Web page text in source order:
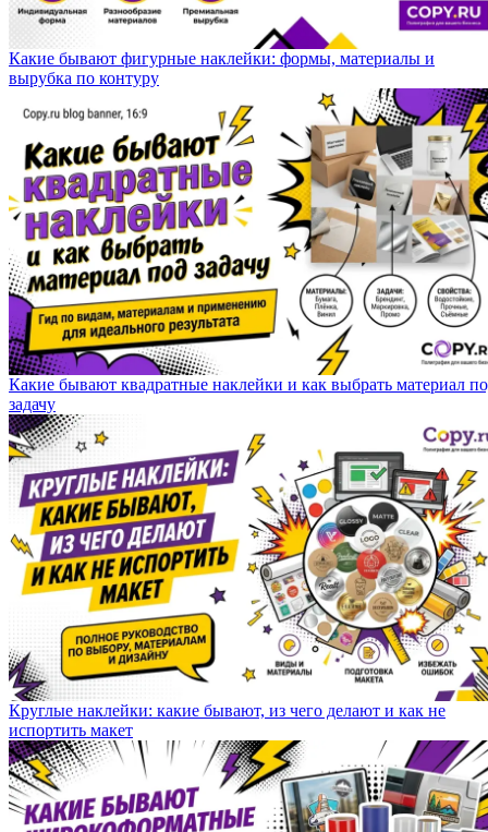
Какие бывают фигурные наклейки: формы, материалы и
вырубка по контуру
Какие бывают квадратные наклейки и как выбрать материал
задачу
Круглые наклейки: какие бывают, из чего делают и как не
испортить макет